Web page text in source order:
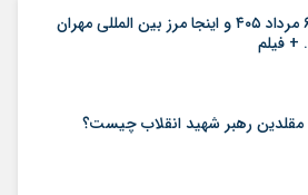
امروز ۶ مرداد ۴۰۵ و اینجا مرز بین المللی مهران
فیلم
مقلدین رهبر شهید انقلاب چیست؟